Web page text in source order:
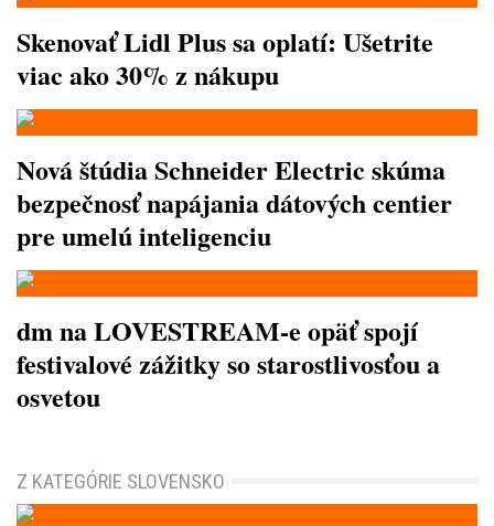
Skenovať Lidl Plus sa oplatí: Ušetrite
viac ako 30% z nákupu
Nová štúdia Schneider Electric skúma
bezpečnosť napájania dátových centier
pre umelú inteligenciu
dm na LOVESTREAM-e opäť spojí
festivalové zážitky so starostlivosťou a
osvetou
Z KATEGÓRIE SLOVENSKO